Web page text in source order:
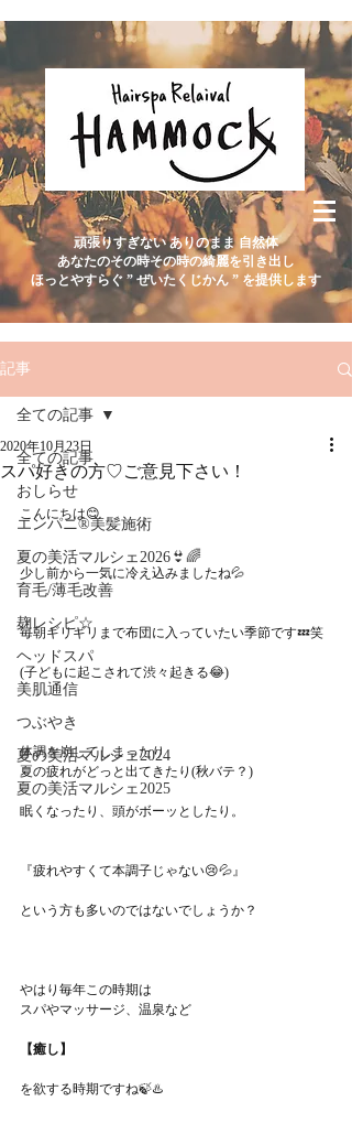
頑張りすぎない ありのまま 自然体
あなたのその時その時の綺麗を引き出し
ほっとやすらぐ ” ぜいたくじかん ” を提供します
記事
全ての記事
おしらせ
エンパニ®美髪施術
夏の美活マルシェ2026👙🌈
育毛/薄毛改善
麹レシピ☆
ヘッドスパ
美肌通信
つぶやき
夏の美活マルシェ2024
夏の美活マルシェ2025
全ての記事
スパ好きの方♡ご意見下さい！
2020年10月23日
こんにちは😊
少し前から一気に冷え込みましたね💦
毎朝ギリギリまで布団に入っていたい季節です💤笑
(子どもに起こされて渋々起きる😂)
体調を崩してしまったり
夏の疲れがどっと出てきたり(秋バテ？)
眠くなったり、頭がボーッとしたり。
『疲れやすくて本調子じゃない😢💦』
という方も多いのではないでしょうか？
やはり毎年この時期は
スパやマッサージ、温泉など
【癒し】
を欲する時期ですね🍃♨️